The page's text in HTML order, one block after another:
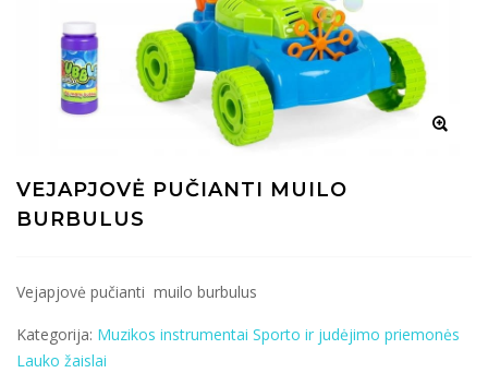
VEJAPJOVĖ PUČIANTI MUILO
BURBULUS
Vejapjovė pučianti muilo burbulus
Kategorija: Muzikos instrumentai Sporto ir judėjimo priemonės
Lauko žaislai